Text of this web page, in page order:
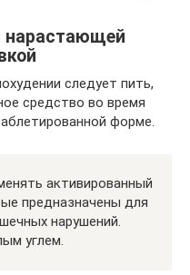
нарастающей
следует пить,
средство во время
форме.
активированный
предназначены для
нарушений.
углем.